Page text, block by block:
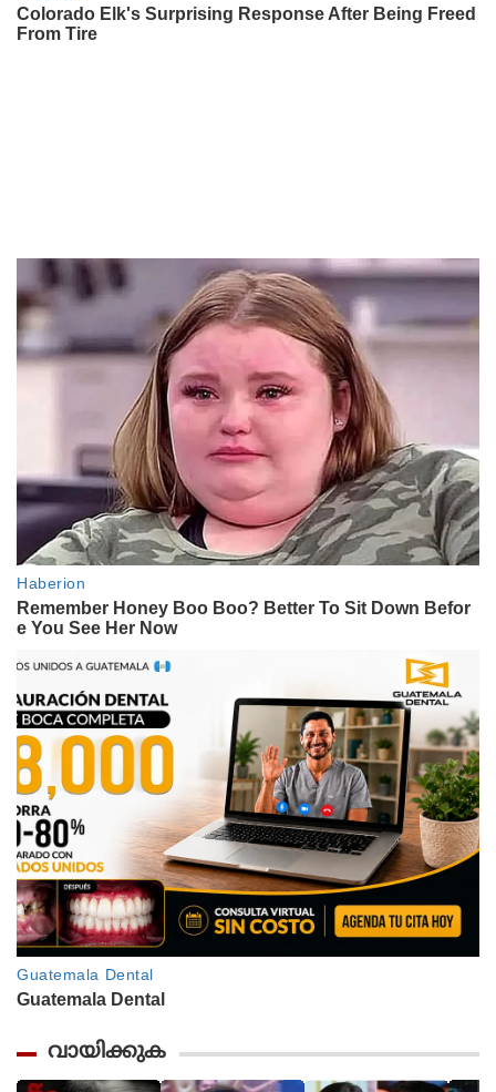
വായിക്കുക